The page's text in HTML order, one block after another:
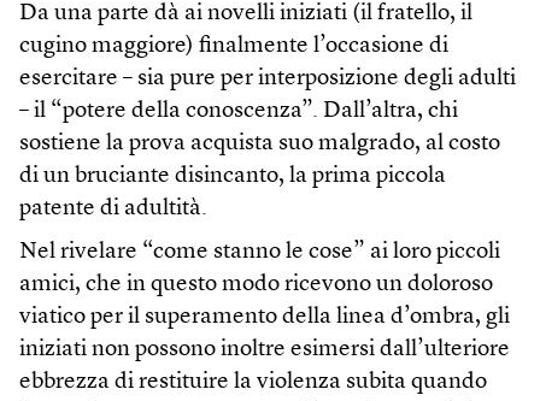
Da una parte dà ai novelli iniziati (il fratello, il
cugino maggiore) finalmente l’occasione di
esercitare – sia pure per interposizione degli adulti
– il “potere della conoscenza”. Dall’altra, chi
sostiene la prova acquista suo malgrado, al costo
di un bruciante disincanto, la prima piccola
patente di adultità.
Nel rivelare “come stanno le cose” ai loro piccoli
amici, che in questo modo ricevono un doloroso
viatico per il superamento della linea d’ombra, gli
iniziati non possono inoltre esimersi dall’ulteriore
ebbrezza di restituire la violenza subita quando